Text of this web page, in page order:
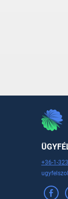
+36-1-